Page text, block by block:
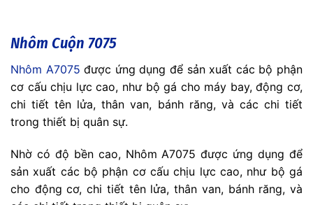
Nhôm Cuộn 7075
Nhôm A7075 được ứng dụng để sản xuất các bộ phận
cơ cấu chịu lực cao, như bộ gá cho máy bay, động cơ,
chi tiết tên lửa, thân van, bánh răng, và các chi tiết
trong thiết bị quân sự.
Nhờ có độ bền cao, Nhôm A7075 được ứng dụng để
sản xuất các bộ phận cơ cấu chịu lực cao, như bộ gá
cho động cơ, chi tiết tên lửa, thân van, bánh răng, và